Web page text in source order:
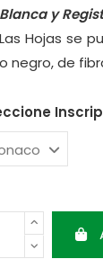
Blanca y
Las Hojas se
o negro, de